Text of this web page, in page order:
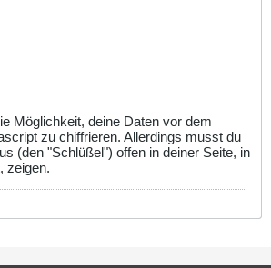
Möglichkeit, deine Daten vor dem
zu chiffrieren. Allerdings musst du
(den "Schlüßel") offen in deiner Seite, in
zeigen.